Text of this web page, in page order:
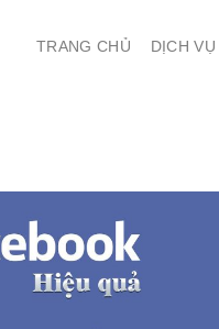
TRANG CHỦ DỊCH VỤ